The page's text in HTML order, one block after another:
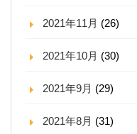
2021年11月 (26)
2021年10月 (30)
2021年9月 (29)
2021年8月 (31)